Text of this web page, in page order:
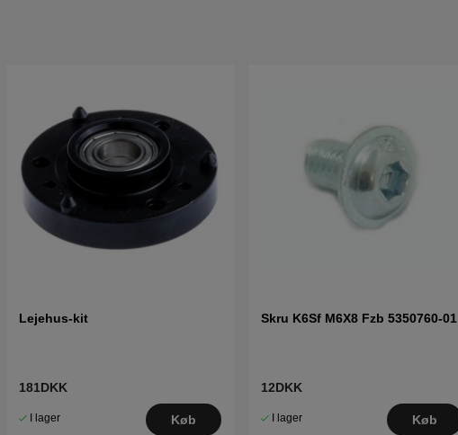
Lejehus-kit
181DKK
I lager Køb
Skru K6Sf M6X8 Fzb 5350760-01
12DKK
I lager Køb